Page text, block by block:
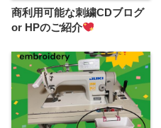
商利用可能な刺繍CDブログ
or HPのご紹介